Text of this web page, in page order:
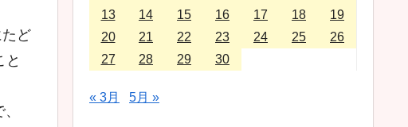
ど
と
13
14 15 16 17 18
19
20
21 22 23 24 25
26
27
28 29 30
« 3月 5月 »